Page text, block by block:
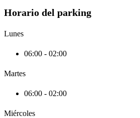
Horario del parking
Lunes
06:00 - 02:00
Martes
06:00 - 02:00
Miércoles